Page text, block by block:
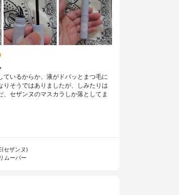
ているからか、液がドバッとまつ毛に
りそうではありましたが、しみたりは
、セザンヌのマスカラしか落としてま
セザンヌ)
ムーバー